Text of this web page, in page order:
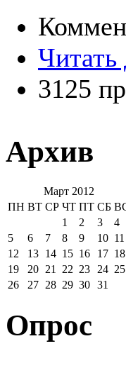
Читать
3125
Архив
Март 2012
ПН ВТ СР ЧТ ПТ СБ
1
2 3
4
5
6 7 8 9 10 11
12
13 14 15 16 17 18
19
20 21 22 23 24 25
26
27 28 29 30 31
Опрос